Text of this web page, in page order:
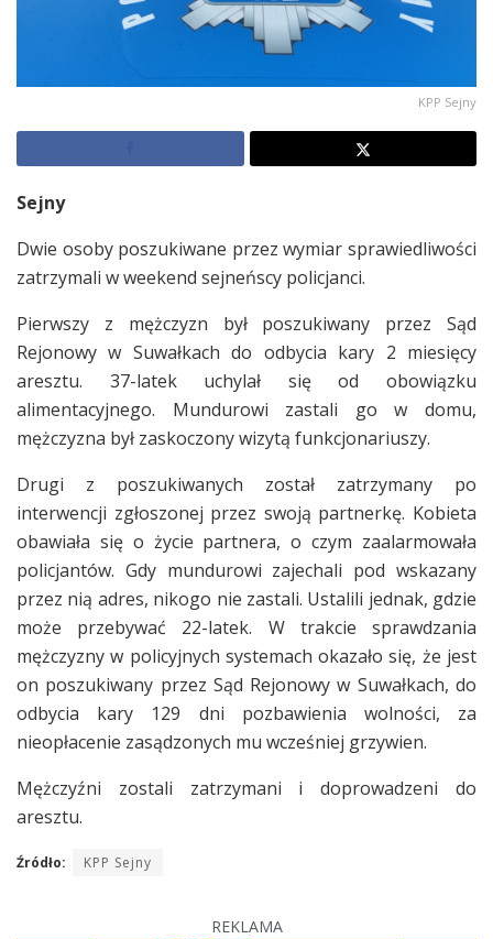
KPP Sejny
Sejny
Dwie osoby poszukiwane przez wymiar sprawiedliwości
zatrzymali w weekend sejneńscy policjanci.
Pierwszy z mężczyzn był poszukiwany przez Sąd
Rejonowy w Suwałkach do odbycia kary 2 miesięcy
aresztu. 37-latek uchylał się od obowiązku
alimentacyjnego. Mundurowi zastali go w domu,
mężczyzna był zaskoczony wizytą funkcjonariuszy.
Drugi z poszukiwanych został zatrzymany po
interwencji zgłoszonej przez swoją partnerkę. Kobieta
obawiała się o życie partnera, o czym zaalarmowała
policjantów. Gdy mundurowi zajechali pod wskazany
przez nią adres, nikogo nie zastali. Ustalili jednak, gdzie
może przebywać 22-latek. W trakcie sprawdzania
mężczyzny w policyjnych systemach okazało się, że jest
on poszukiwany przez Sąd Rejonowy w Suwałkach, do
odbycia kary 129 dni pozbawienia wolności, za
nieopłacenie zasądzonych mu wcześniej grzywien.
Mężczyźni zostali zatrzymani i doprowadzeni do
aresztu.
Źródło: KPP Sejny
REKLAMA